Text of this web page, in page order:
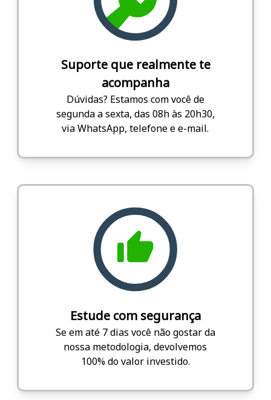
Suporte que realmente te
acompanha
Dúvidas? Estamos com você de
segunda a sexta, das 08h às 20h30,
via WhatsApp, telefone e e-mail.
Estude com segurança
Se em até 7 dias você não gostar da
nossa metodologia, devolvemos
100% do valor investido.